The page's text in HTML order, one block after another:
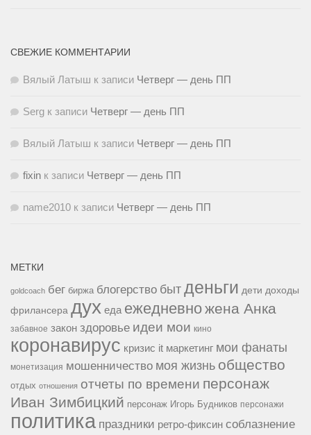
СВЕЖИЕ КОММЕНТАРИИ
Вялый Латыш к записи Четверг — день ПП
Serg к записи Четверг — день ПП
Вялый Латыш к записи Четверг — день ПП
fixin к записи Четверг — день ПП
name2010 к записи Четверг — день ПП
МЕТКИ
goldcoach бег биржа блогерство быт деньги дети доходы
фрилансера дух еда ежедневножена Анка
забавное закон здоровье идеи мои кино
коронавирус кризис it маркетинг мои фанаты
монетизация мошенничество моя жизнь общество
отдых отношения отчеты по времени персонаж
Иван Зимбицкий персонаж Игорь Будников персонажи
политика праздники ретро-фиксин соблазнение